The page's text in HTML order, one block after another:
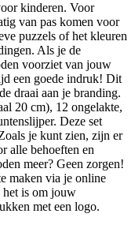
kinderen. Voor
van pas komen voor
puzzels of het kleuren
Als je de
voorziet van jouw
een goede indruk! Dit
draai aan je branding.
20 cm), 12 ongelakte,
Deze set
je kunt zien, zijn er
alle behoeften en
meer? Geen zorgen!
maken via je online
het is om jouw
met een logo.